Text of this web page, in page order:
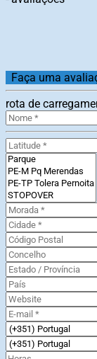
Faça uma
rota de